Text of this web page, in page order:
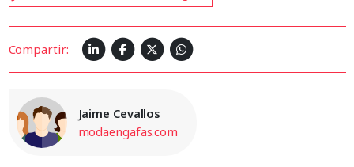
Compartir:
Jaime Cevallos
modaengafas.com